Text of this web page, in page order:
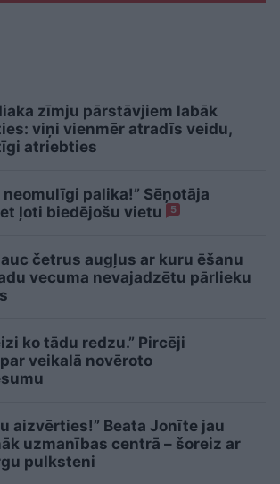
zīmju pārstāvjiem labāk
viņi vienmēr atradīs veidu,
atriebties
neomulīgi palika!” Sēņotāja
ļoti biedējošu vietu
5
četrus augļus ar kuru ēšanu
vecuma nevajadzētu pārlieku
ko tādu redzu.” Pircēji
veikalā novēroto
aizvērties!” Beata Jonīte jau
uzmanības centrā – šoreiz ar
pulksteni